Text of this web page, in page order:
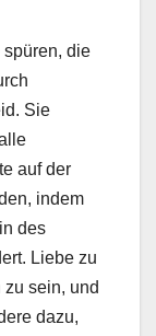
spüren, die
Sie
auf der
indem
des
Liebe zu
sein, und
dazu,